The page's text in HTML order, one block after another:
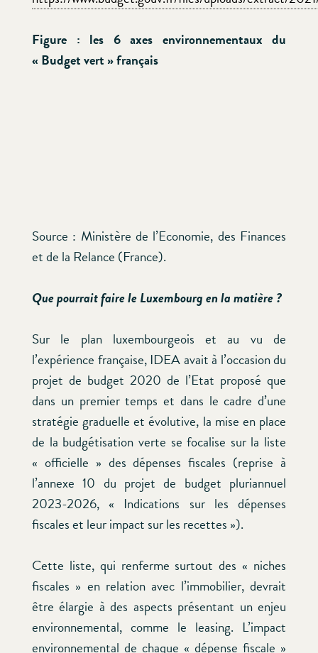
Figure : les 6 axes environnementaux du
« Budget vert » français
Source : Ministère de l’Economie, des Finances
et de la Relance (France).
Que pourrait faire le Luxembourg en la matière ?
Sur le plan luxembourgeois et au vu de
l’expérience française, IDEA avait à l’occasion du
projet de budget 2020 de l’Etat proposé que
dans un premier temps et dans le cadre d’une
stratégie graduelle et évolutive, la mise en place
de la budgétisation verte se focalise sur la liste
« officielle » des dépenses fiscales (reprise à
l’annexe 10 du projet de budget pluriannuel
2023-2026, « Indications sur les dépenses
fiscales et leur impact sur les recettes »).
Cette liste, qui renferme surtout des « niches
fiscales » en relation avec l’immobilier, devrait
être élargie à des aspects présentant un enjeu
environnemental, comme le leasing. L’impact
environnemental de chaque « dépense fiscale »